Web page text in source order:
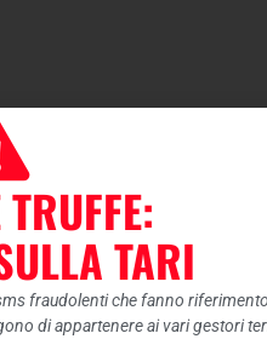
TARI
fraudolenti che fanno
di appartenere ai vari gestori